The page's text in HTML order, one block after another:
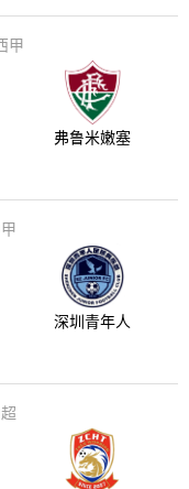
甲
弗鲁米嫩塞
深圳青年人